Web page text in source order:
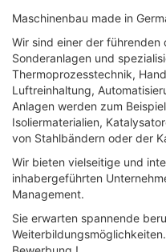
Maschinenbau made in
Wir sind einer der führenden
Sonderanlagen und
Thermoprozesstechnik,
Luftreinhaltung,
Anlagen werden zum
Isoliermaterialien,
von Stahlbändern oder der
Wir bieten vielseitige und
inhabergeführten
Management.
Sie erwarten spannende